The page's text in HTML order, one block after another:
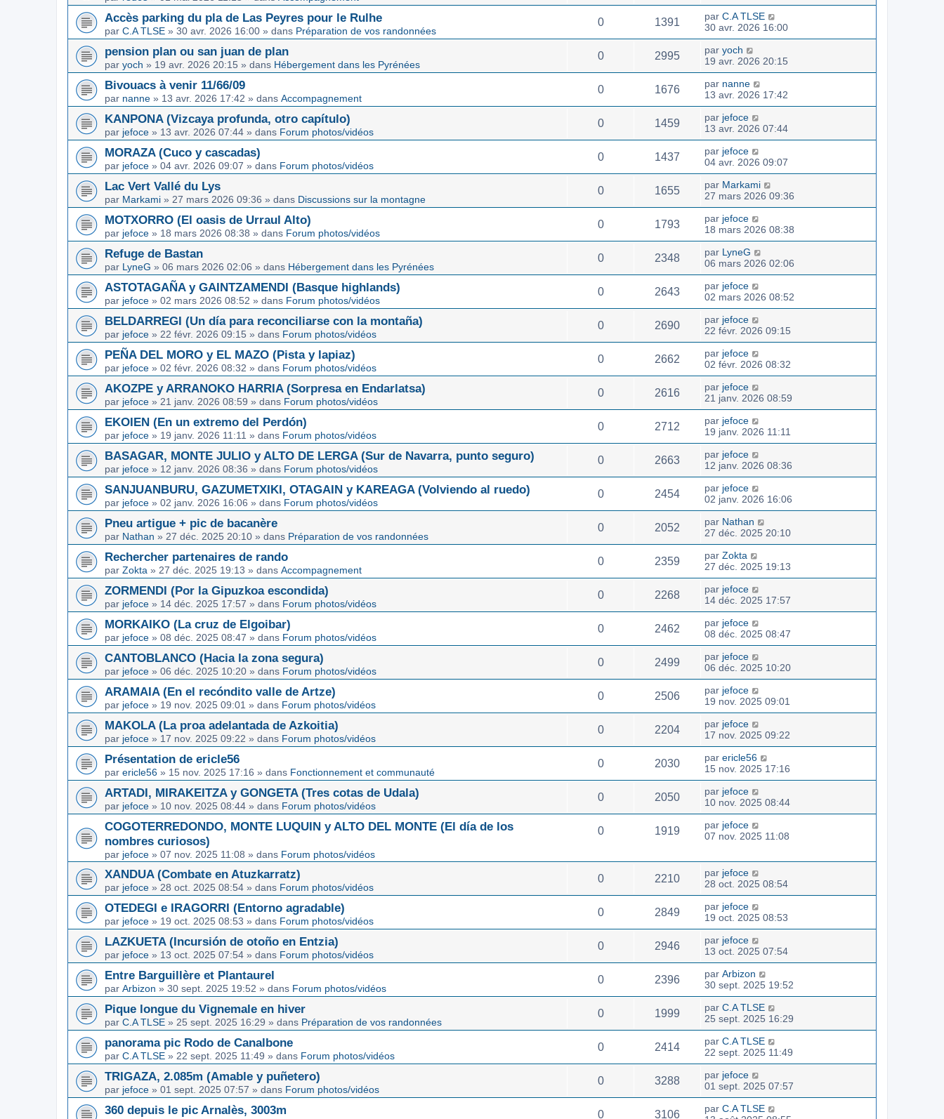
Accès parking du pla de Las Peyres pour le Rulhe
par C.A TLSE » 30 avr. 2026 16:00 » dans Préparation de vos randonnées
0 1391 par C.A TLSE
30 avr. 2026 16:00
pension plan ou san juan de plan
par yoch » 19 avr. 2026 20:15 » dans Hébergement dans les Pyrénées
0 2995 par yoch
19 avr. 2026 20:15
Bivouacs à venir 11/66/09
par nanne » 13 avr. 2026 17:42 » dans Accompagnement
0 1676 par nanne
13 avr. 2026 17:42
KANPONA (Vizcaya profunda, otro capítulo)
par jefoce » 13 avr. 2026 07:44 » dans Forum photos/vidéos
0 1459 par jefoce
13 avr. 2026 07:44
MORAZA (Cuco y cascadas)
par jefoce » 04 avr. 2026 09:07 » dans Forum photos/vidéos
0 1437 par jefoce
04 avr. 2026 09:07
Lac Vert Vallé du Lys
par Markami » 27 mars 2026 09:36 » dans Discussions sur la montagne
0 1655 par Markami
27 mars 2026 09:36
MOTXORRO (El oasis de Urraul Alto)
par jefoce » 18 mars 2026 08:38 » dans Forum photos/vidéos
0 1793 par jefoce
18 mars 2026 08:38
Refuge de Bastan
par LyneG » 06 mars 2026 02:06 » dans Hébergement dans les Pyrénées
0 2348 par LyneG
06 mars 2026 02:06
ASTOTAGAÑA y GAINTZAMENDI (Basque highlands)
par jefoce » 02 mars 2026 08:52 » dans Forum photos/vidéos
0 2643 par jefoce
02 mars 2026 08:52
BELDARREGI (Un día para reconciliarse con la montaña)
par jefoce » 22 févr. 2026 09:15 » dans Forum photos/vidéos
0 2690 par jefoce
22 févr. 2026 09:15
PEÑA DEL MORO y EL MAZO (Pista y lapiaz)
par jefoce » 02 févr. 2026 08:32 » dans Forum photos/vidéos
0 2662 par jefoce
02 févr. 2026 08:32
AKOZPE y ARRANOKO HARRIA (Sorpresa en Endarlatsa)
par jefoce » 21 janv. 2026 08:59 » dans Forum photos/vidéos
0 2616 par jefoce
21 janv. 2026 08:59
EKOIEN (En un extremo del Perdón)
par jefoce » 19 janv. 2026 11:11 » dans Forum photos/vidéos
0 2712 par jefoce
19 janv. 2026 11:11
BASAGAR, MONTE JULIO y ALTO DE LERGA (Sur de Navarra, punto seguro)
par jefoce » 12 janv. 2026 08:36 » dans Forum photos/vidéos
0 2663 par jefoce
12 janv. 2026 08:36
SANJUANBURU, GAZUMETXIKI, OTAGAIN y KAREAGA (Volviendo al ruedo)
par jefoce » 02 janv. 2026 16:06 » dans Forum photos/vidéos
0 2454 par jefoce
02 janv. 2026 16:06
Pneu artigue + pic de bacanère
par Nathan » 27 déc. 2025 20:10 » dans Préparation de vos randonnées
0 2052 par Nathan
27 déc. 2025 20:10
Rechercher partenaires de rando
par Zokta » 27 déc. 2025 19:13 » dans Accompagnement
0 2359 par Zokta
27 déc. 2025 19:13
ZORMENDI (Por la Gipuzkoa escondida)
par jefoce » 14 déc. 2025 17:57 » dans Forum photos/vidéos
0 2268 par jefoce
14 déc. 2025 17:57
MORKAIKO (La cruz de Elgoibar)
par jefoce » 08 déc. 2025 08:47 » dans Forum photos/vidéos
0 2462 par jefoce
08 déc. 2025 08:47
CANTOBLANCO (Hacia la zona segura)
par jefoce » 06 déc. 2025 10:20 » dans Forum photos/vidéos
0 2499 par jefoce
06 déc. 2025 10:20
ARAMAIA (En el recóndito valle de Artze)
par jefoce » 19 nov. 2025 09:01 » dans Forum photos/vidéos
0 2506 par jefoce
19 nov. 2025 09:01
MAKOLA (La proa adelantada de Azkoitia)
par jefoce » 17 nov. 2025 09:22 » dans Forum photos/vidéos
0 2204 par jefoce
17 nov. 2025 09:22
Présentation de ericle56
par ericle56 » 15 nov. 2025 17:16 » dans Fonctionnement et communauté
0 2030 par ericle56
15 nov. 2025 17:16
ARTADI, MIRAKEITZA y GONGETA (Tres cotas de Udala)
par jefoce » 10 nov. 2025 08:44 » dans Forum photos/vidéos
0 2050 par jefoce
10 nov. 2025 08:44
COGOTERREDONDO, MONTE LUQUIN y ALTO DEL MONTE (El día de los
nombres curiosos)
par jefoce » 07 nov. 2025 11:08 » dans Forum photos/vidéos
0 1919 par jefoce
07 nov. 2025 11:08
XANDUA (Combate en Atuzkarratz)
par jefoce » 28 oct. 2025 08:54 » dans Forum photos/vidéos
0 2210 par jefoce
28 oct. 2025 08:54
OTEDEGI e IRAGORRI (Entorno agradable)
par jefoce » 19 oct. 2025 08:53 » dans Forum photos/vidéos
0 2849 par jefoce
19 oct. 2025 08:53
LAZKUETA (Incursión de otoño en Entzia)
par jefoce » 13 oct. 2025 07:54 » dans Forum photos/vidéos
0 2946 par jefoce
13 oct. 2025 07:54
Entre Barguillère et Plantaurel
par Arbizon » 30 sept. 2025 19:52 » dans Forum photos/vidéos
0 2396 par Arbizon
30 sept. 2025 19:52
Pique longue du Vignemale en hiver
par C.A TLSE » 25 sept. 2025 16:29 » dans Préparation de vos randonnées
0 1999 par C.A TLSE
25 sept. 2025 16:29
panorama pic Rodo de Canalbone
par C.A TLSE » 22 sept. 2025 11:49 » dans Forum photos/vidéos
0 2414 par C.A TLSE
22 sept. 2025 11:49
TRIGAZA, 2.085m (Amable y puñetero)
par jefoce » 01 sept. 2025 07:57 » dans Forum photos/vidéos
0 3288 par jefoce
01 sept. 2025 07:57
360 depuis le pic Arnalès, 3003m 0 3106 par C.A TLSE